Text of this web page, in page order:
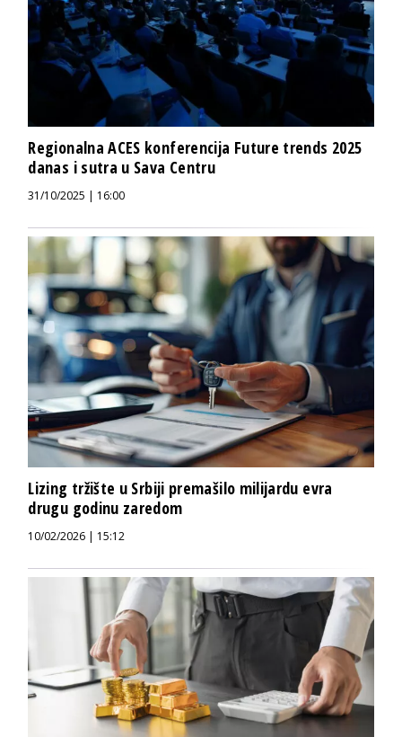
Regionalna ACES konferencija Future trends 2025
danas i sutra u Sava Centru
31/10/2025 | 16:00
Lizing tržište u Srbiji premašilo milijardu evra
drugu godinu zaredom
10/02/2026 | 15:12